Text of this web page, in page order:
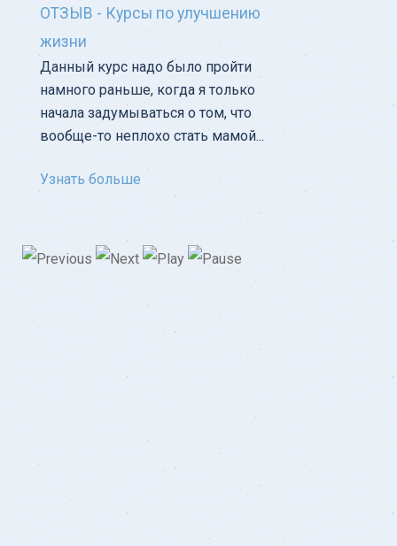
ОТЗЫВ - Курсы по улучшению
жизни
Данный курс надо было пройти
намного раньше, когда я только
начала задумываться о том, что
вообще-то неплохо стать мамой...
Узнать больше